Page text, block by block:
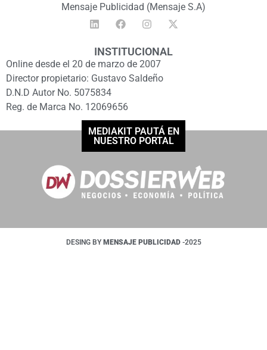
Mensaje Publicidad (Mensaje S.A)
INSTITUCIONAL
Online desde el 20 de marzo de 2007
Director propietario: Gustavo Saldeño
D.N.D Autor No. 5075834
Reg. de Marca No. 12069656
MEDIAKIT PAUTÁ EN
NUESTRO PORTAL
DESING BY MENSAJE PUBLICIDAD -2025